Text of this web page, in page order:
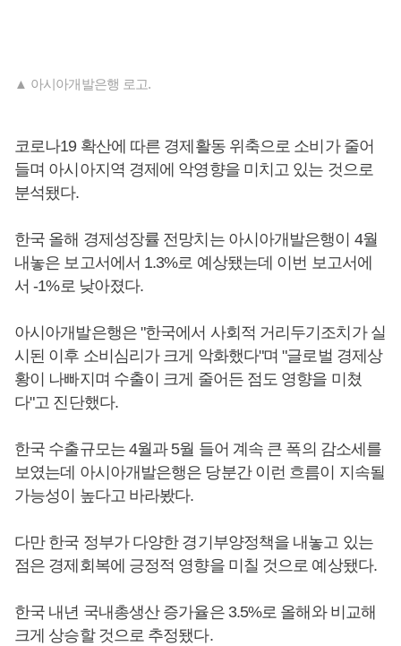
▲ 아시아개발은행 로고.
코로나19 확산에 따른 경제활동 위축으로 소비가 줄어
들며 아시아지역 경제에 악영향을 미치고 있는 것으로
분석됐다.
한국 올해 경제성장률 전망치는 아시아개발은행이 4월
내놓은 보고서에서 1.3%로 예상됐는데 이번 보고서에
서 -1%로 낮아졌다.
아시아개발은행은 "한국에서 사회적 거리두기조치가 실
시된 이후 소비심리가 크게 악화했다"며 "글로벌 경제상
황이 나빠지며 수출이 크게 줄어든 점도 영향을 미쳤
다"고 진단했다.
한국 수출규모는 4월과 5월 들어 계속 큰 폭의 감소세를
보였는데 아시아개발은행은 당분간 이런 흐름이 지속될
가능성이 높다고 바라봤다.
다만 한국 정부가 다양한 경기부양정책을 내놓고 있는
점은 경제회복에 긍정적 영향을 미칠 것으로 예상됐다.
한국 내년 국내총생산 증가율은 3.5%로 올해와 비교해
크게 상승할 것으로 추정됐다.